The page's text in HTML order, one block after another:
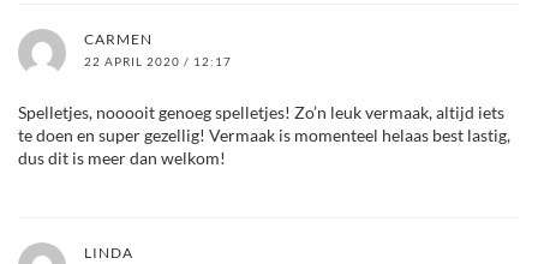
CARMEN
22 APRIL 2020 / 12:17
Spelletjes, nooooit genoeg spelletjes! Zo’n leuk vermaak, altijd iets
te doen en super gezellig! Vermaak is momenteel helaas best lastig,
dus dit is meer dan welkom!
LINDA